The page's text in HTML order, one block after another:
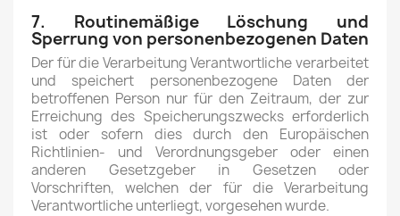
7. Routinemäßige Löschung und
Sperrung von personenbezogenen Daten
Der für die Verarbeitung Verantwortliche verarbeitet
und speichert personenbezogene Daten der
betroffenen Person nur für den Zeitraum, der zur
Erreichung des Speicherungszwecks erforderlich
ist oder sofern dies durch den Europäischen
Richtlinien- und Verordnungsgeber oder einen
anderen Gesetzgeber in Gesetzen oder
Vorschriften, welchen der für die Verarbeitung
Verantwortliche unterliegt, vorgesehen wurde.